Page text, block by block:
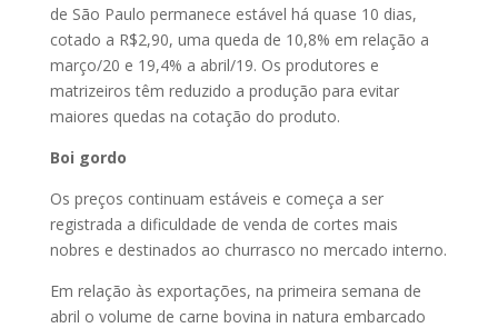
de São Paulo permanece estável há quase 10 dias,
cotado a R$2,90, uma queda de 10,8% em relação a
março/20 e 19,4% a abril/19. Os produtores e
matrizeiros têm reduzido a produção para evitar
maiores quedas na cotação do produto.
Boi gordo
Os preços continuam estáveis e começa a ser
registrada a dificuldade de venda de cortes mais
nobres e destinados ao churrasco no mercado interno.
Em relação às exportações, na primeira semana de
abril o volume de carne bovina in natura embarcado